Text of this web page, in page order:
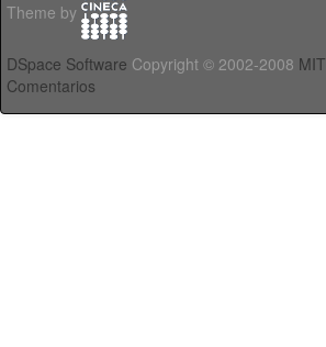
Theme by
DSpace Software Copyright © 2002-2008 MIT
Comentarios